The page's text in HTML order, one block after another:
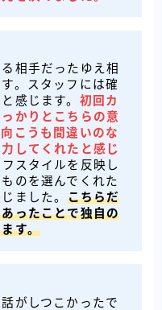
相手だったゆえ相
。スタッフには確
感じます。 初回カ
かりとこちらの意
こうも間違いのな
してくれたと感じ
スタイルを反映し
のを選んでくれた
ました。 こちらだ
ったことで独自の
す。
がしつこかったで